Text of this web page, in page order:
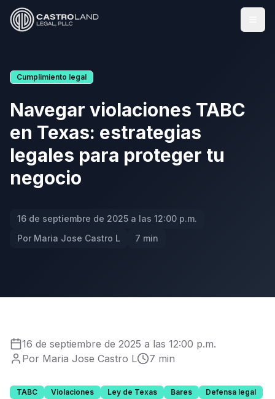
Cumplimiento legal
Navegar violaciones TABC
en Texas: estrategias
legales para proteger tu
negocio
16 de septiembre de 2025 a las 12:00 p.m.
Por Maria Jose Castro L
7 min
16 de septiembre de 2025 a las 12:00 p.m.
Por Maria Jose Castro L
7 min
TABC Violaciones Ley de Texas Bares Defensa legal